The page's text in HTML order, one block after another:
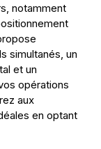
notamment
simultanés, un
et un
opérations
aux
en optant